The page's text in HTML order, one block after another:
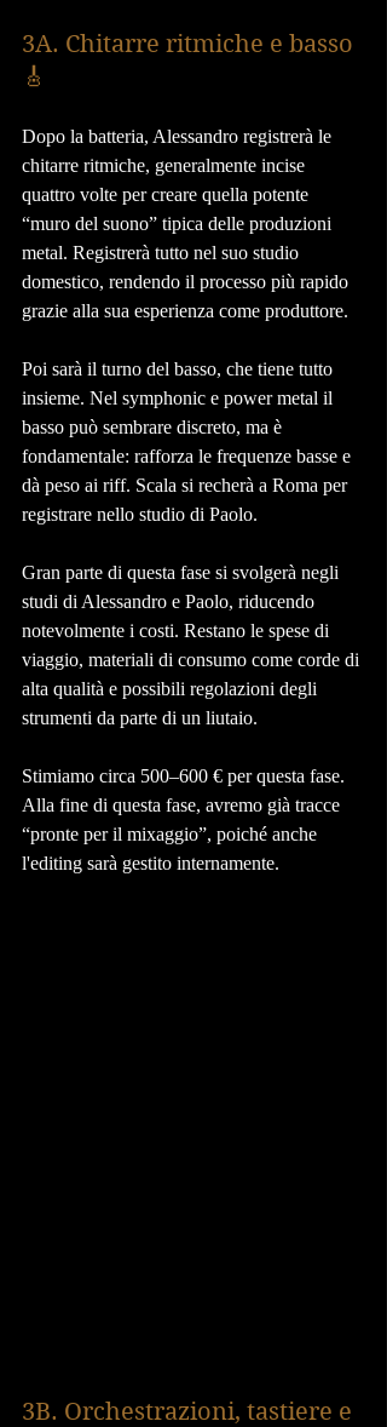
3A. Chitarre ritmiche e basso
🎸
Dopo la batteria, Alessandro registrerà le
chitarre ritmiche, generalmente incise
quattro volte per creare quella potente
“muro del suono” tipica delle produzioni
metal. Registrerà tutto nel suo studio
domestico, rendendo il processo più rapido
grazie alla sua esperienza come produttore.
Poi sarà il turno del basso, che tiene tutto
insieme. Nel symphonic e power metal il
basso può sembrare discreto, ma è
fondamentale: rafforza le frequenze basse e
dà peso ai riff. Scala si recherà a Roma per
registrare nello studio di Paolo.
Gran parte di questa fase si svolgerà negli
studi di Alessandro e Paolo, riducendo
notevolmente i costi. Restano le spese di
viaggio, materiali di consumo come corde di
alta qualità e possibili regolazioni degli
strumenti da parte di un liutaio.
Stimiamo circa 500–600 € per questa fase.
Alla fine di questa fase, avremo già tracce
“pronte per il mixaggio”, poiché anche
l'editing sarà gestito internamente.
3B. Orchestrazioni, tastiere e